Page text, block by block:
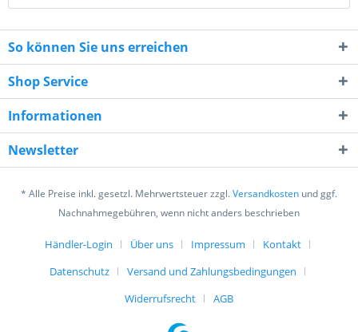
10 - 3 = ?
Ich habe die Datenschutzerklärung
verstanden und stimme zu. *
Mit * gekennzeichnete Felder sind Pflichtfelder.
Senden
So können Sie uns erreichen
Shop Service
Informationen
Newsletter
* Alle Preise inkl. gesetzl. Mehrwertsteuer zzgl.Versandkosten und ggf.
Nachnahmegebühren, wenn nicht anders beschrieben
Händler-Login Über uns Impressum
Kontakt
Datenschutz
Versand und Zahlungsbedingungen
Widerrufsrecht
AGB